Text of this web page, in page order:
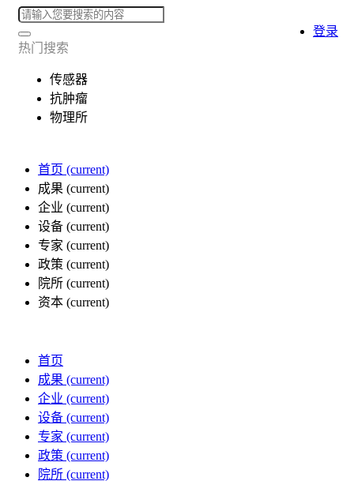
热门搜索
传感器
抗肿瘤
物理所
首页 (current)
成果 (current)
企业 (current)
设备 (current)
专家 (current)
政策 (current)
院所 (current)
资本 (current)
登录
首页
成果 (current)
企业 (current)
设备 (current)
专家 (current)
政策 (current)
院所 (current)